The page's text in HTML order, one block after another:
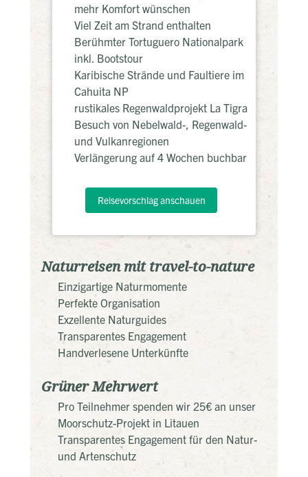
Naturreisen mit travel-to-nature
Einzigartige Naturmomente
Perfekte Organisation
Exzellente Naturguides
Transparentes Engagement
Handverlesene Unterkünfte
Grüner Mehrwert
Pro Teilnehmer spenden wir 25€ an unser
Moorschutz-Projekt in Litauen
Transparentes Engagement für den Natur-
und Artenschutz
mehr Komfort wünschen
Viel Zeit am Strand enthalten
Berühmter Tortuguero Nationalpark
inkl. Bootstour
Karibische Strände und Faultiere im
Cahuita NP
rustikales Regenwaldprojekt La Tigra
Besuch von Nebelwald-, Regenwald-
und Vulkanregionen
Verlängerung auf 4 Wochen buchbar
Reisevorschlag anschauen